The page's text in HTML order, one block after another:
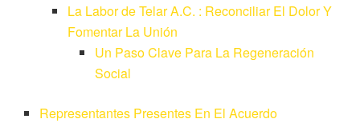
La Labor de Telar A.C. : Reconciliar El Dolor Y
Fomentar La Unión
Un Paso Clave Para La Regeneración
Social
Representantes Presentes En El Acuerdo